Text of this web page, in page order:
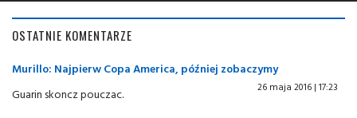
OSTATNIE KOMENTARZE
Murillo: Najpierw Copa America, później zobaczymy
26 maja 2016 | 17:23
Guarin skoncz pouczac.